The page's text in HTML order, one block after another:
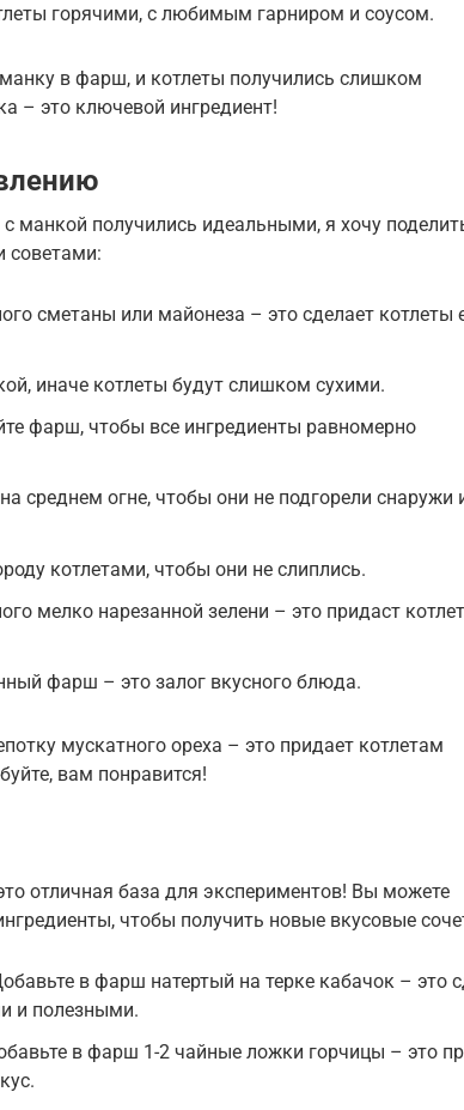
горячими, с любимым гарниром и соусом.
в фарш, и котлеты получились слишком
– это ключевой ингредиент!
манкой получились идеальными, я хочу
советами:
сметаны или майонеза – это сделает котлеты
иначе котлеты будут слишком сухими.
фарш, чтобы все ингредиенты равномерно
среднем огне, чтобы они не подгорели снаружи
котлетами, чтобы они не слиплись.
мелко нарезанной зелени – это придаст
фарш – это залог вкусного блюда.
мускатного ореха – это придает котлетам
вам понравится!
отличная база для экспериментов! Вы можете
чтобы получить новые вкусовые
в фарш натертый на терке кабачок – это
и полезными.
в фарш 1-2 чайные ложки горчицы – это